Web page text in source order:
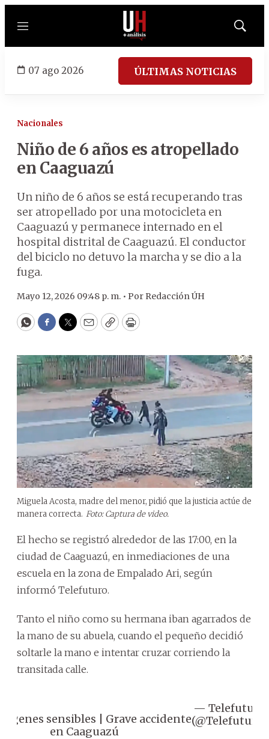
Menú
Mostrar
07 ago 2026 ÚLTIMAS NOTICIAS
Nacionales
Niño de 6 años es atropellado
en Caaguazú
Un niño de 6 años se está recuperando tras
ser atropellado por una motocicleta en
Caaguazú y permanece internado en el
hospital distrital de Caaguazú. El conductor
del biciclo no detuvo la marcha y se dio a la
fuga.
Mayo 12, 2026 09:48 p. m. • Por Redacción ÚH
WhatsApp
Facebook
Twitter
EmailCopyPrint
Miguela Acosta, madre del menor, pidió que la justicia actúe de
manera correcta. Foto: Captura de video.
El hecho se registró alrededor de las 17:00, en la
ciudad de Caaguazú, en inmediaciones de una
escuela en la zona de Empalado Ari, según
informó Telefuturo.
Tanto el niño como su hermana iban agarrados de
la mano de su abuela, cuando el pequeño decidió
soltarle la mano e intentar cruzar corriendo la
transitada calle.
sensibles | Grave accidente
en Caaguazú
— Telefuturo
(@Telefuturo)